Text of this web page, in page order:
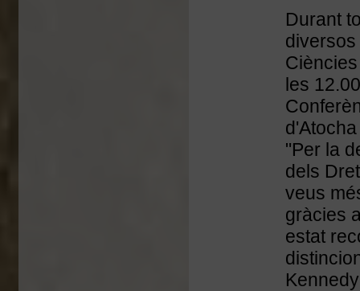
Durant
les
"Per la
dels
veus
gràcies
estat